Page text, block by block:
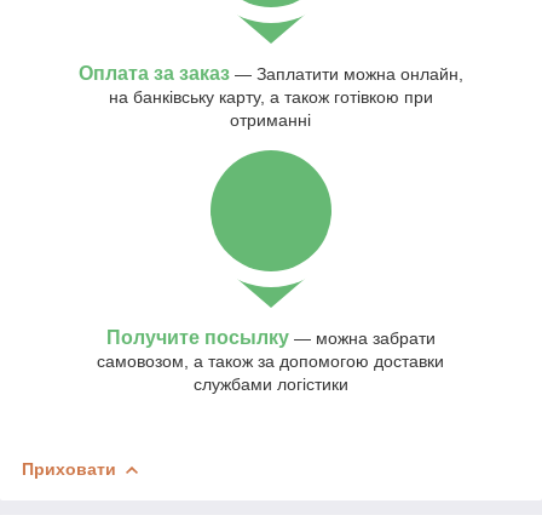
Оплата за заказ— Заплатити можна онлайн,
на банківську карту, а також готівкою при
отриманні
Получите посылку— можна забрати
самовозом, а також за допомогою доставки
службами логістики
Приховати